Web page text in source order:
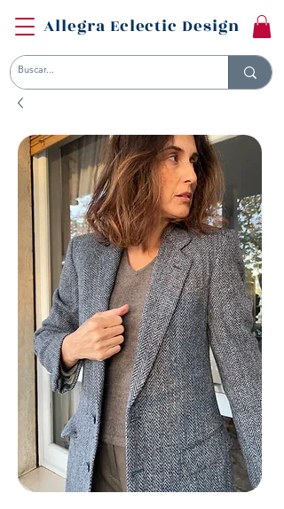
Allegra Eclectic Design